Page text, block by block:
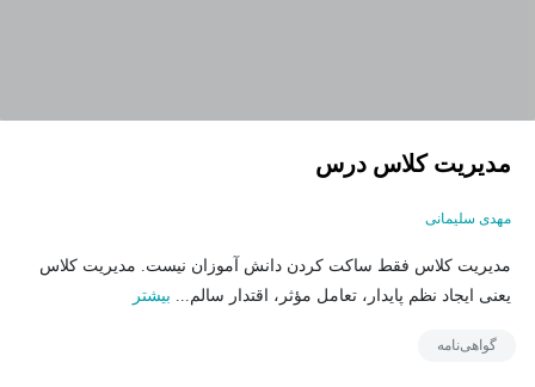
مدیریت کلاس درس
مهدی سلیمانی
مدیریت کلاس فقط ساکت کردن دانش آموزان نیست. مدیریت کلاس
یعنی ایجاد نظم پایدار، تعامل مؤثر، اقتدار سالم... بیشتر
گواهی‌نامه